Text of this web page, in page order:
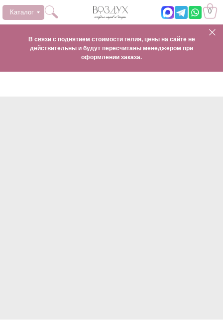
0
Каталог
В связи с поднятием стоимости гелия, цены на сайте не
действительны и будут пересчитаны менеджером при
оформлении заказа.